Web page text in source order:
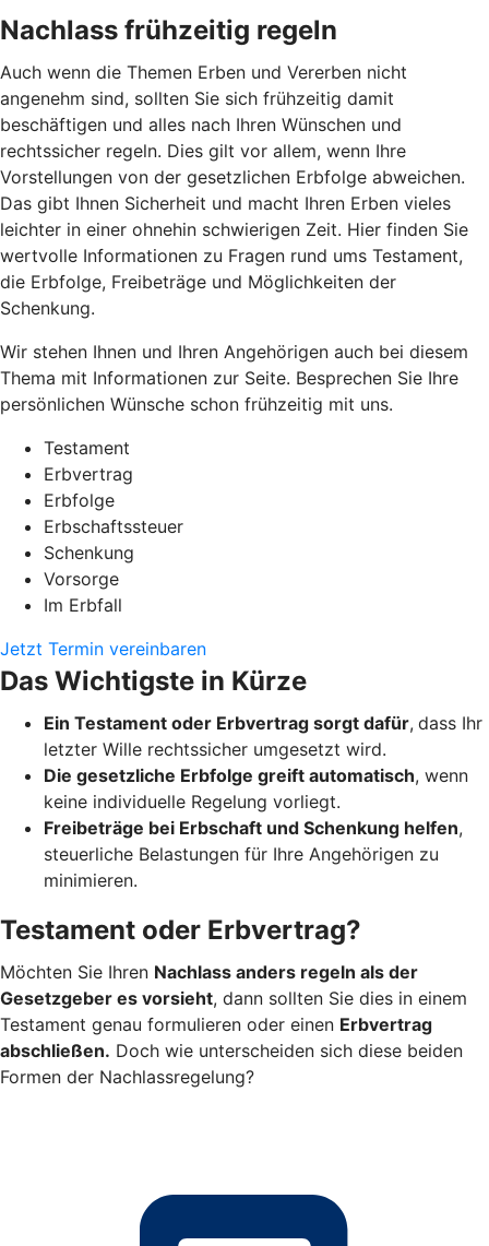
Nachlass frühzeitig regeln
Auch wenn die Themen Erben und Vererben nicht
angenehm sind, sollten Sie sich frühzeitig damit
beschäftigen und alles nach Ihren Wünschen und
rechtssicher regeln. Dies gilt vor allem, wenn Ihre
Vorstellungen von der gesetzlichen Erbfolge abweichen.
Das gibt Ihnen Sicherheit und macht Ihren Erben vieles
leichter in einer ohnehin schwierigen Zeit. Hier finden Sie
wertvolle Informationen zu Fragen rund ums Testament,
die Erbfolge, Freibeträge und Möglichkeiten der
Schenkung.
Wir stehen Ihnen und Ihren Angehörigen auch bei diesem
Thema mit Informationen zur Seite. Besprechen Sie Ihre
persönlichen Wünsche schon frühzeitig mit uns.
Testament
Erbvertrag
Erbfolge
Erbschaftssteuer
Schenkung
Vorsorge
Im Erbfall
Jetzt Termin vereinbaren
Das Wichtigste in Kürze
Ein Testament oder Erbvertrag sorgt dafür, dass Ihr
letzter Wille rechtssicher umgesetzt wird.
Die gesetzliche Erbfolge greift automatisch, wenn
keine individuelle Regelung vorliegt.
Freibeträge bei Erbschaft und Schenkung helfen,
steuerliche Belastungen für Ihre Angehörigen zu
minimieren.
Testament oder Erbvertrag?
Möchten Sie Ihren Nachlass anders regeln als der
Gesetzgeber es vorsieht, dann sollten Sie dies in einem
Testament genau formulieren oder einen Erbvertrag
abschließen. Doch wie unterscheiden sich diese beiden
Formen der Nachlassregelung?